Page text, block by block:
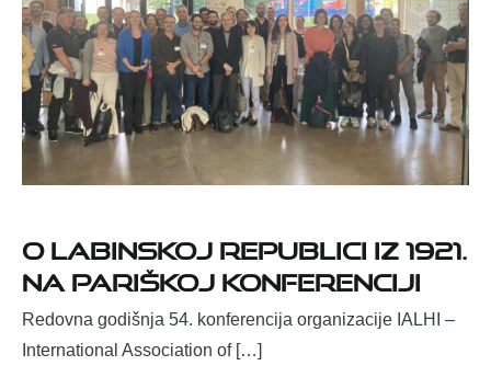
O Labinskoj republici iz 1921.
na pariškoj konferenciji
Redovna godišnja 54. konferencija organizacije IALHI –
International Association of […]